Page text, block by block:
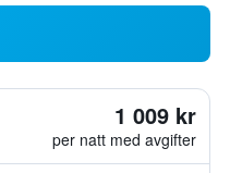
1 009 kr
per natt med avgifter